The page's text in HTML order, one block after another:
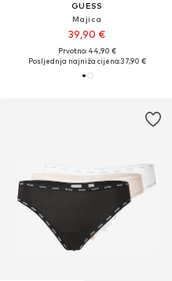
GUESS
Majica
39,90 €
Prvotno: 44,90 €
Posljednja najniža cijena:37,90 €